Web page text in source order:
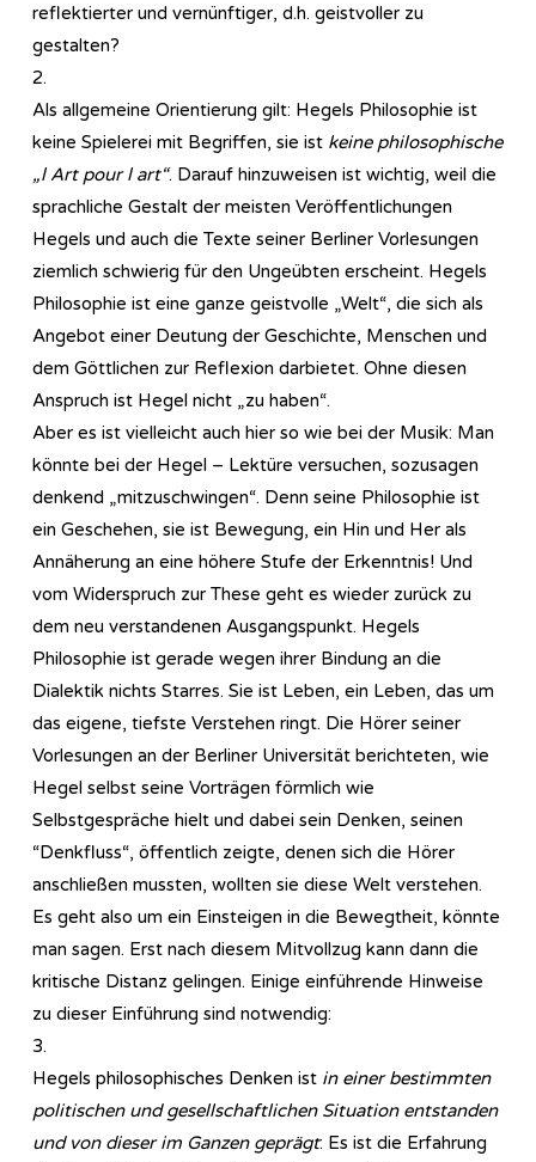
reflektierter und vernünftiger, d.h. geistvoller zu
gestalten?
2.
Als allgemeine Orientierung gilt: Hegels Philosophie ist
keine Spielerei mit Begriffen, sie ist keine philosophische
„l Art pour l art“. Darauf hinzuweisen ist wichtig, weil die
sprachliche Gestalt der meisten Veröffentlichungen
Hegels und auch die Texte seiner Berliner Vorlesungen
ziemlich schwierig für den Ungeübten erscheint. Hegels
Philosophie ist eine ganze geistvolle „Welt“, die sich als
Angebot einer Deutung der Geschichte, Menschen und
dem Göttlichen zur Reflexion darbietet. Ohne diesen
Anspruch ist Hegel nicht „zu haben“.
Aber es ist vielleicht auch hier so wie bei der Musik: Man
könnte bei der Hegel – Lektüre versuchen, sozusagen
denkend „mitzuschwingen“. Denn seine Philosophie ist
ein Geschehen, sie ist Bewegung, ein Hin und Her als
Annäherung an eine höhere Stufe der Erkenntnis! Und
vom Widerspruch zur These geht es wieder zurück zu
dem neu verstandenen Ausgangspunkt. Hegels
Philosophie ist gerade wegen ihrer Bindung an die
Dialektik nichts Starres. Sie ist Leben, ein Leben, das um
das eigene, tiefste Verstehen ringt. Die Hörer seiner
Vorlesungen an der Berliner Universität berichteten, wie
Hegel selbst seine Vorträgen förmlich wie
Selbstgespräche hielt und dabei sein Denken, seinen
“Denkfluss“, öffentlich zeigte, denen sich die Hörer
anschließen mussten, wollten sie diese Welt verstehen.
Es geht also um ein Einsteigen in die Bewegtheit, könnte
man sagen. Erst nach diesem Mitvollzug kann dann die
kritische Distanz gelingen. Einige einführende Hinweise
zu dieser Einführung sind notwendig:
3.
Hegels philosophisches Denken ist in einer bestimmten
politischen und gesellschaftlichen Situation entstanden
und von dieser im Ganzen geprägt: Es ist die Erfahrung